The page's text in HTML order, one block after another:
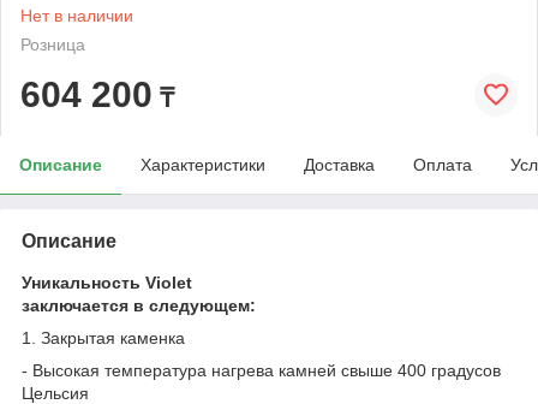
Нет в наличии
Розница
604 200 ₸
Описание Характеристики Доставка Оплата
Описание
Уникальность Violet
заключается в следующем:
1. Закрытая каменка
- Высокая температура нагрева камней свыше 400 градусов
Цельсия